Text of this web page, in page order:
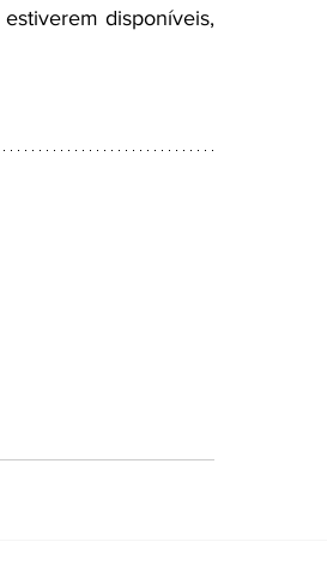
disponíveis,